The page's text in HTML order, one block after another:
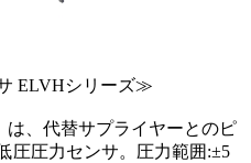
ELVHシリーズ≫
は、代替サプライヤーとのピ
圧圧力センサ。圧力範囲:±5